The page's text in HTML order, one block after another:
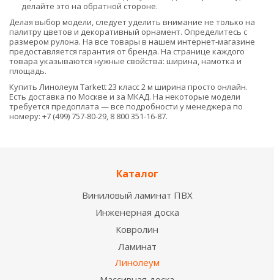
делайте это на обратной стороне.
Делая выбор модели, следует уделить внимание не только на
палитру цветов и декоративный орнамент. Определитесь с
размером рулона. На все товары в нашем интернет-магазине
предоставляется гарантия от бренда. На странице каждого
товара указываются нужные свойства: ширина, намотка и
площадь.
Купить Линолеум Tarkett 23 класс 2 м ширина просто онлайн.
Есть доставка по Москве и за МКАД. На некоторые модели
требуется предоплата — все подробности у менеджера по
номеру: +7 (499) 757-80-29, 8 800 351-16-87.
Каталог
Виниловый ламинат ПВХ
Инженерная доска
Ковролин
Ламинат
Линолеум